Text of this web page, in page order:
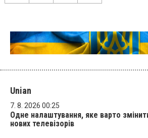
Unian
7. 8. 2026 00:25
Одне налаштування, яке варто
нових телевізорів